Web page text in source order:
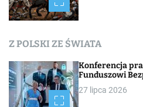
a
Z POLSKI ZE ŚWIATA
Konferencja
Funduszowi
27 lipca 2026